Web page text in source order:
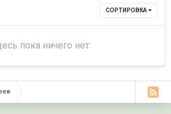
СОРТИРОВКА
пока ничего нет